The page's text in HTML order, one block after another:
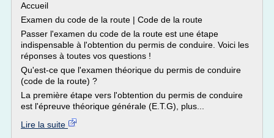
Accueil
Examen du code de la route | Code de la route
Passer l'examen du code de la route est une étape
indispensable à l'obtention du permis de conduire. Voici les
réponses à toutes vos questions !
Qu'est-ce que l'examen théorique du permis de conduire
(code de la route) ?
La première étape vers l'obtention du permis de conduire
est l'épreuve théorique générale (E.T.G), plus...
Lire la suite